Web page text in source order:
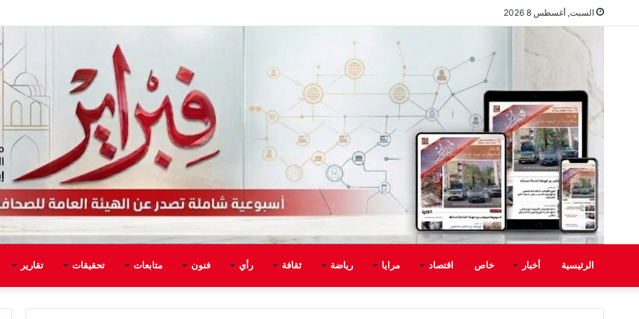
السبت, أغسطس 8 2026
الرئيسية أخبار خاص اقتصاد مرايا رياضة ثقافة رأي فنون متابعات تحقيقات تقارير